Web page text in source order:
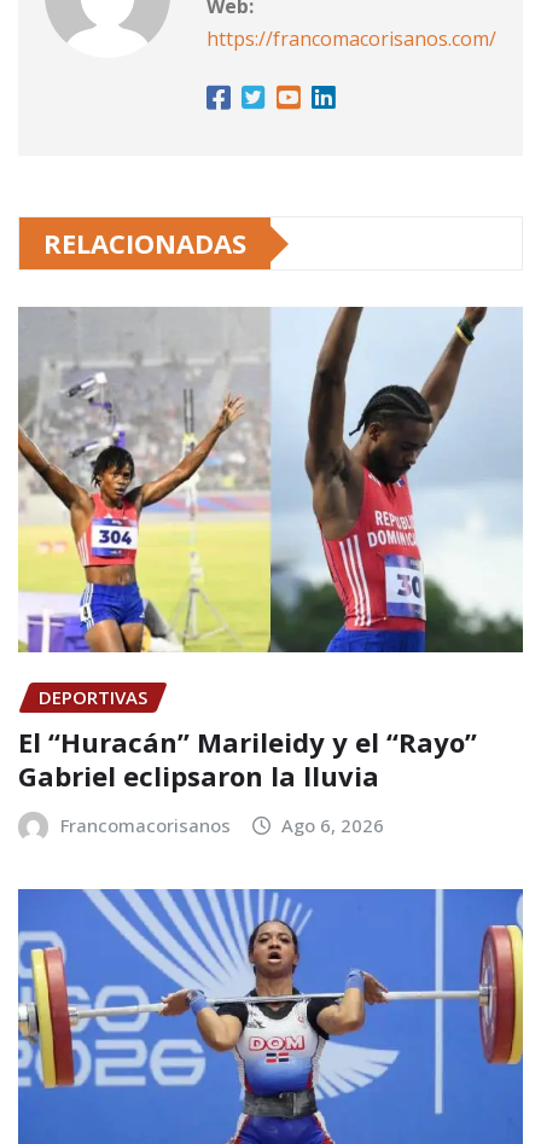
Web:
https://francomacorisanos.com/
RELACIONADAS
DEPORTIVAS
El “Huracán” Marileidy y el “Rayo”
Gabriel eclipsaron la lluvia
Francomacorisanos Ago 6, 2026